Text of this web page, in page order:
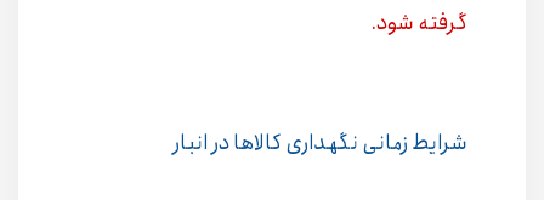
گرفته شود.
شرایط زمانی نگهداری کالاها در انبار